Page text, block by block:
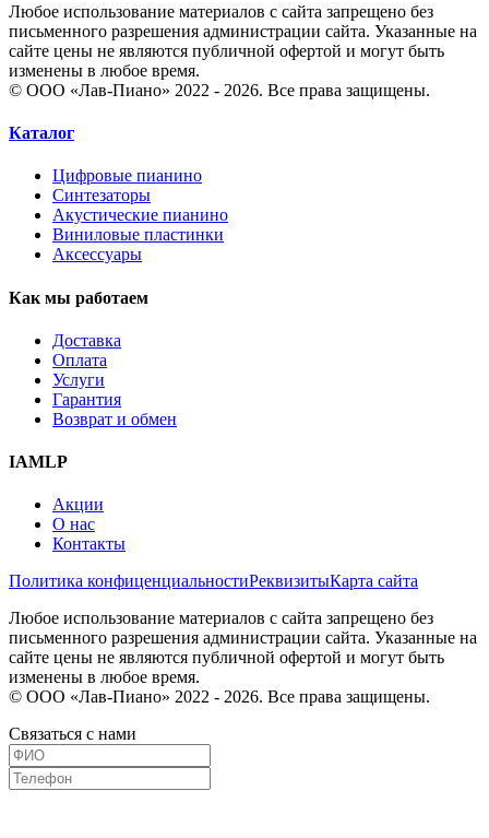
Любое использование материалов с сайта запрещено без
письменного разрешения администрации сайта. Указанные на
сайте цены не являются публичной офертой и могут быть
изменены в любое время.
© ООО «Лав-Пиано» 2022 - 2026. Все права защищены.
Каталог
Цифровые пианино
Синтезаторы
Акустические пианино
Виниловые пластинки
Аксессуары
Как мы работаем
Доставка
Оплата
Услуги
Гарантия
Возврат и обмен
IAMLP
Акции
О нас
Контакты
Политика конфиценциальностиРеквизитыКарта сайта
Любое использование материалов с сайта запрещено без
письменного разрешения администрации сайта. Указанные на
сайте цены не являются публичной офертой и могут быть
изменены в любое время.
© ООО «Лав-Пиано» 2022 - 2026. Все права защищены.
Связаться с нами